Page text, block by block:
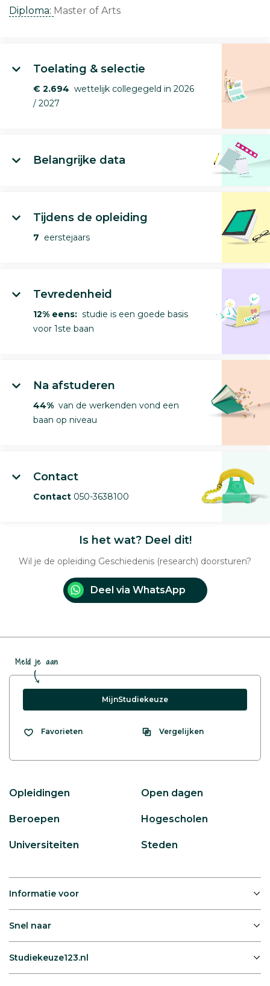
Diploma: Master of Arts
Toelating & selectie
€ 2.694 wettelijk collegegeld in 2026
/ 2027
Belangrijke data
Tijdens de opleiding
7 eerstejaars
Tevredenheid
12% eens: studie is een goede basis
voor 1ste baan
Na afstuderen
44% van de werkenden vond een
baan op niveau
Contact
Contact 050-3638100
Is het wat? Deel dit!
Wil je de opleiding Geschiedenis (research) doorsturen?
Deel via WhatsApp
Meld je aan
MijnStudiekeuze
Favorieten Vergelijken
Opleidingen Open dagen
Beroepen Hogescholen
Universiteiten Steden
Informatie voor
Snel naar
Studiekeuze123.nl